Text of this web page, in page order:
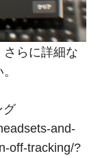
さらに詳細な
グ
and-
off-tracking/?